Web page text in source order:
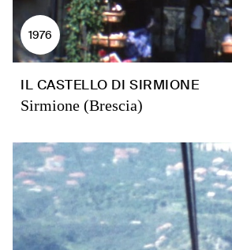
1976
IL CASTELLO DI SIRMIONE
Sirmione (Brescia)